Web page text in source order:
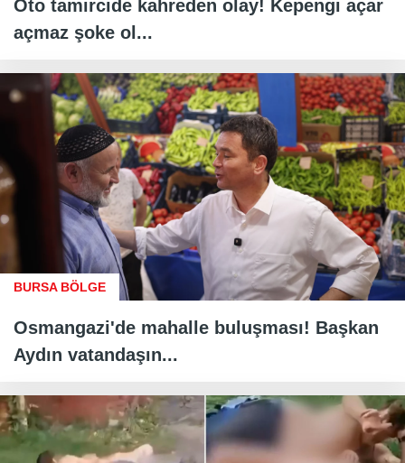
Oto tamircide kahreden olay! Kepengi açar
açmaz şoke ol...
BURSA BÖLGE
Osmangazi'de mahalle buluşması! Başkan
Aydın vatandaşın...